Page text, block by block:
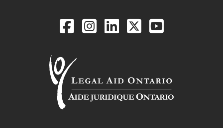
Legal Aid Ontario
FacebookInstagram
LinkedIn
X YouTube